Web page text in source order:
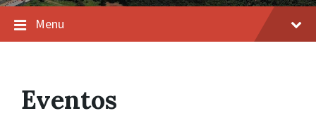
Menu
Eventos